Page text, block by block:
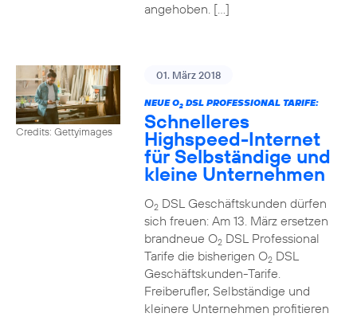
angehoben. […]
Credits: Gettyimages
01. März 2018
NEUE O2DSL PROFESSIONAL TARIFE:
Schnelleres
Highspeed-Internet
für Selbständige und
kleine Unternehmen
O2DSL Geschäftskunden dürfen
sich freuen: Am 13. März ersetzen
brandneue O2DSL Professional
Tarife die bisherigen O2DSL
Geschäftskunden-Tarife.
Freiberufler, Selbständige und
kleinere Unternehmen profitieren